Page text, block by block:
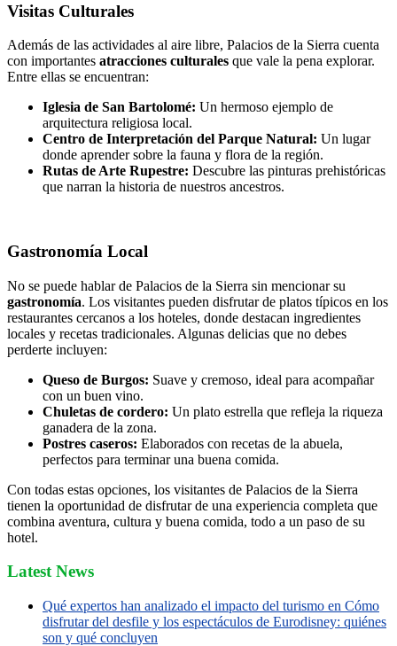
Visitas Culturales
Además de las actividades al aire libre, Palacios de la Sierra cuenta
con importantes atracciones culturales que vale la pena explorar.
Entre ellas se encuentran:
Iglesia de San Bartolomé: Un hermoso ejemplo de
arquitectura religiosa local.
Centro de Interpretación del Parque Natural: Un lugar
donde aprender sobre la fauna y flora de la región.
Rutas de Arte Rupestre: Descubre las pinturas prehistóricas
que narran la historia de nuestros ancestros.
Gastronomía Local
No se puede hablar de Palacios de la Sierra sin mencionar su
gastronomía. Los visitantes pueden disfrutar de platos típicos en los
restaurantes cercanos a los hoteles, donde destacan ingredientes
locales y recetas tradicionales. Algunas delicias que no debes
perderte incluyen:
Queso de Burgos: Suave y cremoso, ideal para acompañar
con un buen vino.
Chuletas de cordero: Un plato estrella que refleja la riqueza
ganadera de la zona.
Postres caseros: Elaborados con recetas de la abuela,
perfectos para terminar una buena comida.
Con todas estas opciones, los visitantes de Palacios de la Sierra
tienen la oportunidad de disfrutar de una experiencia completa que
combina aventura, cultura y buena comida, todo a un paso de su
hotel.
Latest News
Qué expertos han analizado el impacto del turismo en Cómo
disfrutar del desfile y los espectáculos de Eurodisney: quiénes
son y qué concluyen